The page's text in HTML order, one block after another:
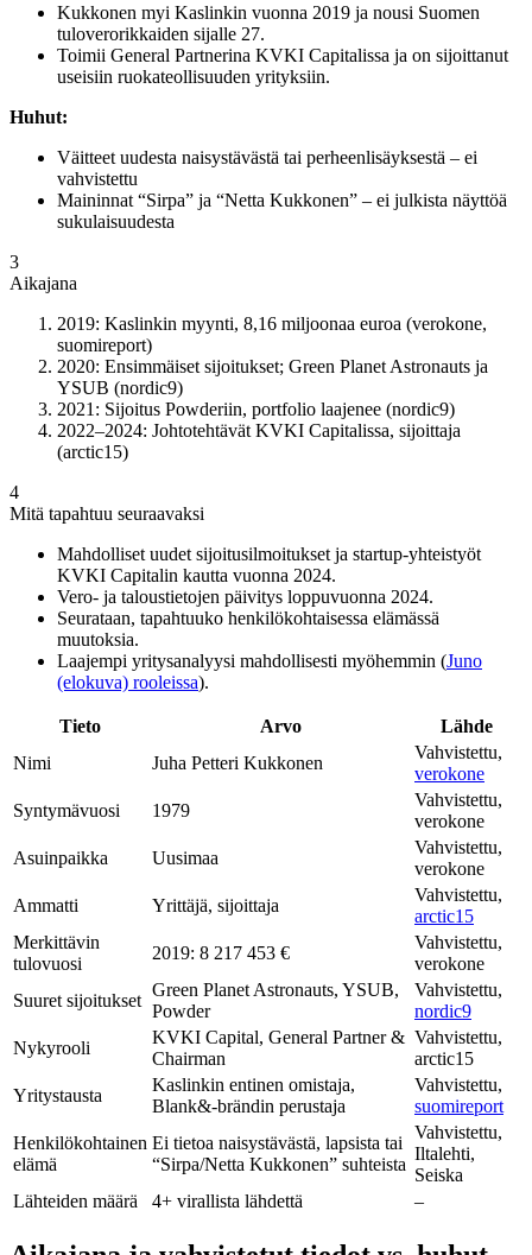
Kukkonen myi Kaslinkin vuonna 2019 ja nousi Suomen
tuloverorikkaiden sijalle 27.
Toimii General Partnerina KVKI Capitalissa ja on sijoittanut
useisiin ruokateollisuuden yrityksiin.
Huhut:
Väitteet uudesta naisystävästä tai perheenlisäyksestä – ei
vahvistettu
Maininnat “Sirpa” ja “Netta Kukkonen” – ei julkista näyttöä
sukulaisuudesta
3
Aikajana
2019: Kaslinkin myynti, 8,16 miljoonaa euroa (verokone,
suomireport)
2020: Ensimmäiset sijoitukset; Green Planet Astronauts ja
YSUB (nordic9)
2021 : Sijoitus Powderiin, portfolio laajenee (nordic9)
2022–2024: Johtotehtävät KVKI Capitalissa, sijoittaja
(arctic15)
4
Mitä tapahtuu seuraavaksi
Mahdolliset uudet sijoitusilmoitukset ja startup-yhteistyöt
KVKI Capitalin kautta vuonna 2024.
Vero- ja taloustietojen päivitys loppuvuonna 2024.
Seurataan, tapahtuuko henkilökohtaisessa elämässä
muutoksia.
Laajempi yritysanalyysi mahdollisesti myöhemmin (Juno
(elokuva) rooleissa).
Tieto Arvo
Lähde
Nimi
Juha Petteri Kukkonen
Vahvistettu,
verokone
Syntymävuosi
1979
Vahvistettu,
verokone
Asuinpaikka
Uusimaa
Vahvistettu,
verokone
Ammatti
Yrittäjä, sijoittaja
Vahvistettu,
arctic15
Merkittävin
tulovuosi
2019: 8 217 453 €
Vahvistettu,
verokone
Suuret sijoitukset
Green Planet Astronauts, YSUB,
Powder
Vahvistettu,
nordic9
Nykyrooli
KVKI Capital, General Partner &
Chairman
Vahvistettu,
arctic15
Yritystausta
Kaslinkin entinen omistaja,
Blank&-brändin perustaja
Vahvistettu,
suomireport
Henkilökohtainen
elämä
Ei tietoa naisystävästä, lapsista tai
“Sirpa/Netta Kukkonen” suhteista
Vahvistettu,
Iltalehti,
Seiska
Lähteiden määrä
4+ virallista lähdettä –